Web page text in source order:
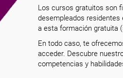
Los cursos gratuitos son
desempleados residentes
a esta formación gratuita
En todo caso, te
acceder. Descubre
competencias y